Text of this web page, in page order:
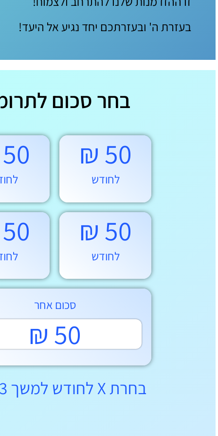
בעזרת ה' ובעזרתכם יחד נגיע אל היעד!
בחר סכום
50 ₪
לחודש
50 ₪
50 ₪
לחודש
50 ₪
סכום אחר
50 ₪
בחרת X לחודש למשך 3 שנים